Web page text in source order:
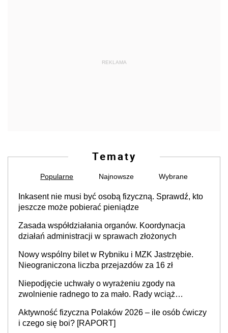
REKLAMA
Tematy
Popularne Najnowsze Wybrane
Inkasent nie musi być osobą fizyczną. Sprawdź, kto
jeszcze może pobierać pieniądze
Zasada współdziałania organów. Koordynacja
działań administracji w sprawach złożonych
Nowy wspólny bilet w Rybniku i MZK Jastrzębie.
Nieograniczona liczba przejazdów za 16 zł
Niepodjęcie uchwały o wyrażeniu zgody na
zwolnienie radnego to za mało. Rady wciąż
sprawy
Aktywność fizyczna Polaków 2026 – ile osób ćwiczy
i czego się boi? [RAPORT]